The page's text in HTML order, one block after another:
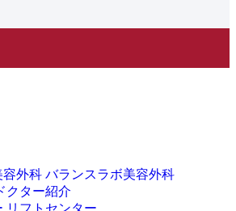
容外科 バランスラボ美容外科
クター紹介
リフトセンター